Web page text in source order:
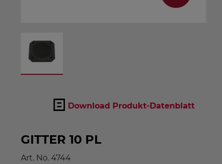
Download Produkt-Datenblatt
GITTER 10 PL
Art. No. 4744